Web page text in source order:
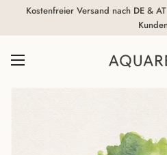
Kostenfreier Versand nach DE &